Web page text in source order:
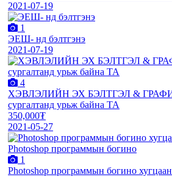
2021-07-19
1
ЭЕШ- нд бэлтгэнэ
2021-07-19
4
ХЭВЛЭЛИЙН ЭХ БЭЛТГЭЛ &
сургалтанд урьж байна ТА
350,000₮
2021-05-27
1
Photoshop программын богино